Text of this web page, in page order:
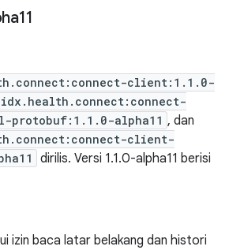
client:1.1.0-
protobuf:1.1.0-alpha11 , dan
client-
dirilis. Versi 1.1.0-alpha11 berisi
izin baca latar belakang dan histori